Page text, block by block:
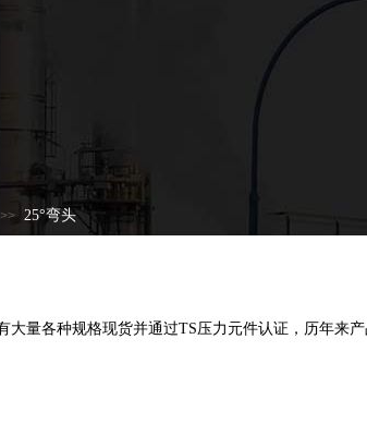
>> 25°弯头
大量各种规格现货并通过TS压力元件认证，历年来